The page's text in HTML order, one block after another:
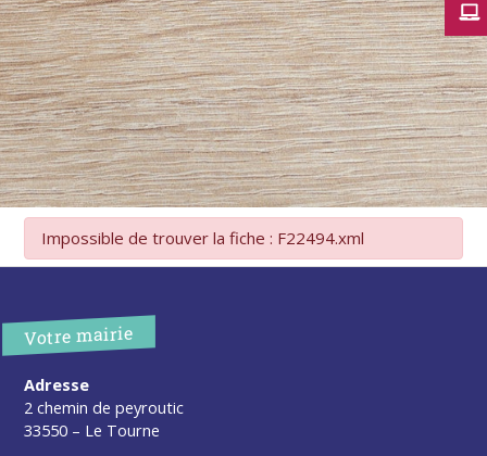
Impossible de trouver la fiche : F22494.xml
Votre mairie
Adresse
2 chemin de peyroutic
33550 – Le Tourne